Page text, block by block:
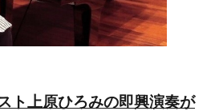
ト上原ひろみの即興演奏が